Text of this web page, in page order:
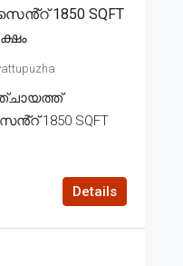
1850 SQFT
1850 SQFT
Details